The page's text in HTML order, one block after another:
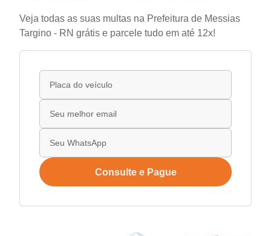
Veja todas as suas multas na Prefeitura de Messias
Targino - RN grátis e parcele tudo em até 12x!
Consulte e Pague